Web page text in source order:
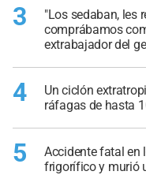
3
"Los sedaban, les
comprábamos
extrabajador del
4
Un ciclón
ráfagas de hasta
5
Accidente fatal en
frigorífico y murió